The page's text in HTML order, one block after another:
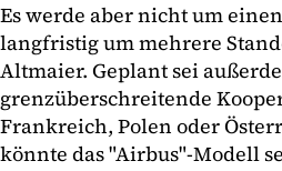
Es werde aber nicht um
langfristig um mehrere
Altmaier. Geplant sei
grenzüberschreitende
Frankreich, Polen oder
könnte das "Airbus"-Modell